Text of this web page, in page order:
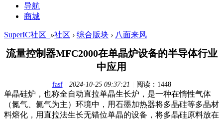
导航
商城
SuperIC社区_ »社区 › 综合版块 › 八面来风
流量控制器MFC2000在单晶炉设备的半导体行业
中应用
fasf 2024-10-25 09:37:21 阅读：1448
单晶硅炉，也称全自动直拉单晶生长炉，是一种在惰性气体
（氮气、氦气为主）环境中，用石墨加热器将多晶硅等多晶材
料熔化，用直拉法生长无错位单晶的设备，将多晶硅原料放在